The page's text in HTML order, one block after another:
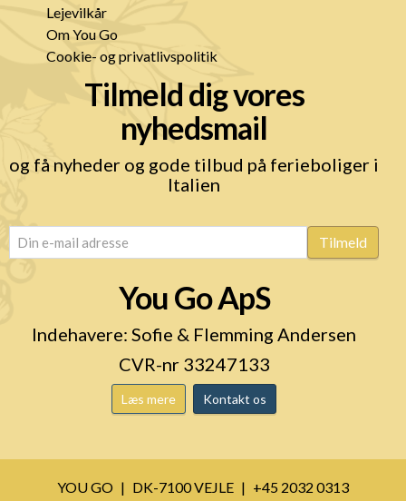
Lejevilkår
Om You Go
Cookie- og privatlivspolitik
Tilmeld dig vores
nyhedsmail
og få nyheder og gode tilbud på ferieboliger i
Italien
email (Påkrævet) Tilmeld
You Go ApS
Indehavere: Sofie & Flemming Andersen
CVR-nr 33247133
Læs mere Kontakt os
YOU GO DK-7100 VEJLE
+45 2032 0313